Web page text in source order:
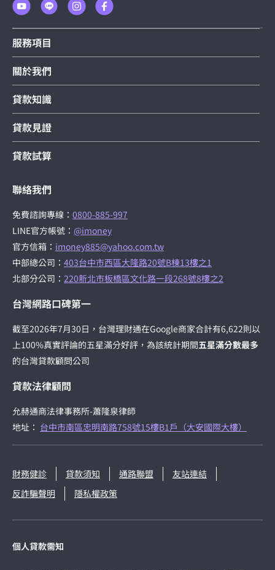
服務項目
關於我們
貸款知識
貸款見證
貸款試算
聯絡我們
免費諮詢專線： 0800-885-997
LINE官方帳號： @imoney
官方信箱： imoney885@yahoo.com.tw
中部總公司： 403台中市西區大隆路20號B棟13樓之1
北部分公司： 220新北市板橋區文化路一段268號8樓之2
台灣網路口碑第一
截至2026年7月30日，台灣理財通在Google商家合計有6,622則以
上100%真實評論的五星滿分好評，為該統計期間五星滿分數最多
的台灣貸款顧問公司
貸款法律顧問
允赫通商法律事務所-蕭隆泉律師
地址： 台中市南區忠明南路758號15樓B1戶（大安國際大樓）
財務健診 貸款須知 通路聯盟
友站連結
反詐騙聲明
隱私權政策
個人貸款需知